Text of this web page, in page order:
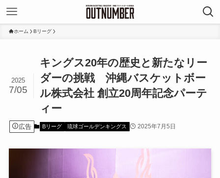
ホーム Bリーグ
キングス20年の歴史と新たなリー
ダーの挑戦 沖縄バスケットボー
ル株式会社 創立20周年記念パーテ
ィー
2025
7/05
広告 Bリーグ 琉球ゴールデンキングス 2025年7月5日